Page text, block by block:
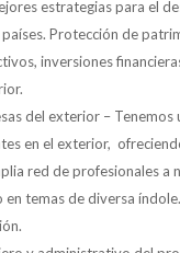
estrategias para el
Protección de
inversiones
del exterior – Tenemos
en el exterior,
red de profesionales a
en temas de diversa índole.